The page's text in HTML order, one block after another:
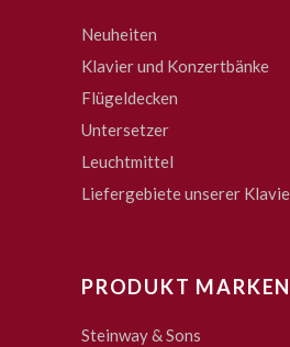
Neuheiten
Klavier und Konzertbänke
Flügeldecken
Untersetzer
Leuchtmittel
Liefergebiete unserer
PRODUKT MARKEN
Steinway & Sons